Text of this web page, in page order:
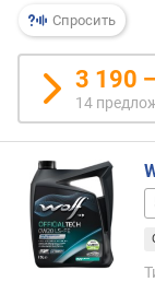
т
з
ы
в
а
м
п
о
д
а
Спросить
3 190
14